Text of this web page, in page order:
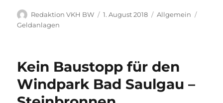
Autor
Redaktion VKH BW
Veröffentlicht
1. August 2018 Kategorien
Allgemein
Geldanlagen
Kein Baustopp für den
Windpark Bad Saulgau –